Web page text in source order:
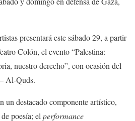
presentará este sábado 29, a partir
Colón, el evento “Palestina:
nuestro derecho”, con ocasión del
Al-Quds.
un destacado componente artístico,
poesía; el performance